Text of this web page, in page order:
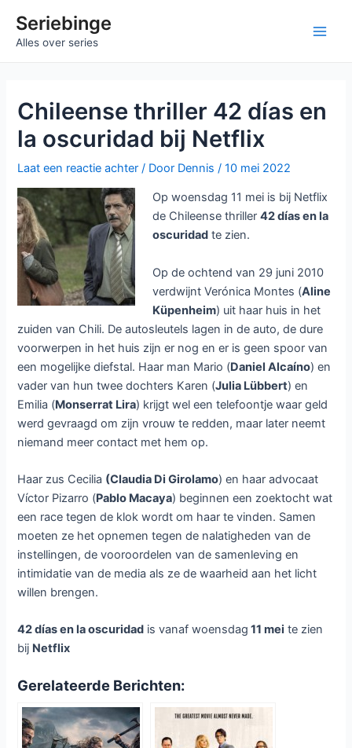
naarSeriebinge
Alles over series
Chileense thriller 42 días en
la oscuridad bij Netflix
Laat een reactie achter / Door Dennis/10 mei 2022
Op woensdag 11 mei is bij Netflix
de Chileense thriller42 días en la
oscuridad te zien.
Op de ochtend van 29 juni 2010
verdwijnt Verónica Montes (Aline
Küpenheim) uit haar huis in het
zuiden van Chili. De autosleutels lagen in de auto, de dure
voorwerpen in het huis zijn er nog en er is geen spoor van
een mogelijke diefstal. Haar man Mario (Daniel Alcaíno) en
vader van hun twee dochters Karen (Julia Lübbert) en
Emilia (Monserrat Lira) krijgt wel een telefoontje waar geld
werd gevraagd om zijn vrouw te redden, maar later neemt
niemand meer contact met hem op.
Haar zus Cecilia (Claudia Di Girolamo) en haar advocaat
Víctor Pizarro (Pablo Macaya) beginnen een zoektocht wat
een race tegen de klok wordt om haar te vinden. Samen
moeten ze het opnemen tegen de nalatigheden van de
instellingen, de vooroordelen van de samenleving en
intimidatie van de media als ze de waarheid aan het licht
willen brengen.
42 días en la oscuridad is vanaf woensdag 11 mei te zien
bij Netflix
Gerelateerde Berichten: